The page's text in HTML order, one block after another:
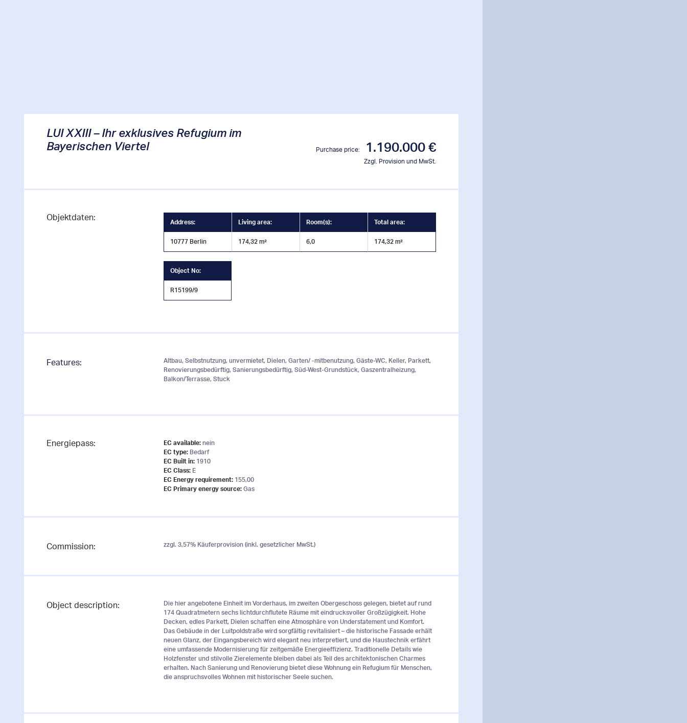
Purchase price: 1.190.000 €
Zzgl. Provision und MwSt.
LUI XXIII – Ihr exklusives Refugium im
Bayerischen Viertel
Objektdaten: Address:
10777 Berlin
Living area:
174,32 m²
Room(s):
6,0
Total area:
174,32 m²
Object No:
R15199/9
Features:
Altbau, Selbstnutzung, unvermietet, Dielen, Garten/ -mitbenutzung, Gäste-WC, Keller, Parkett,
Renovierungsbedürftig, Sanierungsbedürftig, Süd-West-Grundstück, Gaszentralheizung,
Balkon/Terrasse, Stuck
Energiepass: EC available: nein
EC type: Bedarf
EC Built in: 1910
EC Class: E
EC Energy requirement: 155,00
EC Primary energy source: Gas
Commission: zzgl. 3,57% Käuferprovision (inkl. gesetzlicher MwSt.)
Object description:
Die hier angebotene Einheit im Vorderhaus, im zweiten Obergeschoss gelegen, bietet auf rund
174 Quadratmetern sechs lichtdurchflutete Räume mit eindrucksvoller Großzügigkeit. Hohe
Decken, edles Parkett, Dielen schaffen eine Atmosphäre von Understatement und Komfort.
Das Gebäude in der Luitpoldstraße wird sorgfältig revitalisiert – die historische Fassade erhält
neuen Glanz, der Eingangsbereich wird elegant neu interpretiert, und die Haustechnik erfährt
eine umfassende Modernisierung für zeitgemäße Energieeffizienz. Traditionelle Details wie
Holzfenster und stilvolle Zierelemente bleiben dabei als Teil des architektonischen Charmes
erhalten. Nach Sanierung und Renovierung bietet diese Wohnung ein Refugium für Menschen,
die anspruchsvolles Wohnen mit historischer Seele suchen.